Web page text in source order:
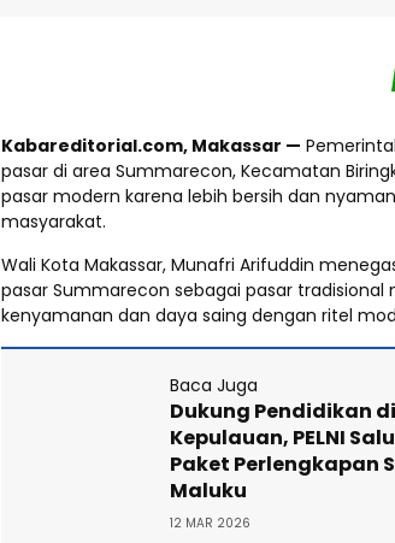
Kabareditorial.com, Makassar —
pasar di area Summarecon, Kecamatan
pasar modern karena lebih bersih dan
masyarakat.
Wali Kota Makassar, Munafri Arifuddin
pasar Summarecon sebagai pasar
kenyamanan dan daya saing dengan ritel
Baca Juga
Dukung Pendidikan
Kepulauan, PELNI
Paket Perlengkapan
Maluku
12 MAR 2026